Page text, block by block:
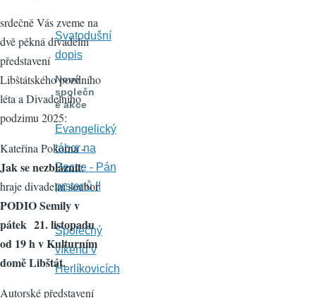
srdečně Vás zveme na
dvě pěkná divadelní
představení
Libštátského pozdního
léta a Divadelního
podzimu 2025:
Kateřina Pokorná -
Jak se nezbláznit:
hraje divadelní soubor
PODIO Semily v
pátek 21. listopadu
od 19 h v Kulturním
domě Libštát.
Autorské představení
Svatodušní
dopis
Nové
společn
é akce
Evangelický
tábor na
Pecce - Pán
prstenů II
Společný
víkend v
Herlíkovicích